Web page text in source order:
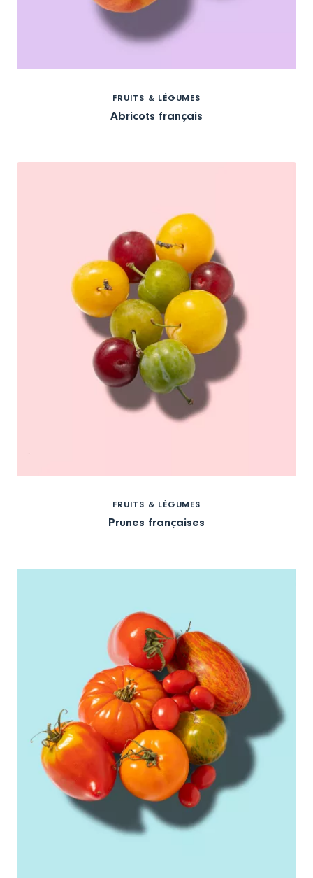
FRUITS & LÉGUMES
Abricots français
FRUITS & LÉGUMES
Prunes françaises